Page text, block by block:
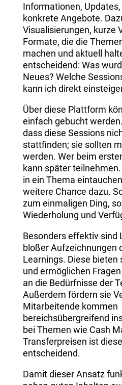
Informationen,
konkrete Angebote.
Visualisierungen, kurze
Formate, die die
machen und aktuell
entscheidend: Was
Neues? Welche
kann ich direkt
Über diese Plattform
einfach gebucht
dass diese Sessions
stattfinden; sie sollten
werden. Wer beim
kann später
in ein Thema
weitere Chance dazu.
zum einmaligen Ding,
Wiederholung und
Besonders effektiv sind
bloßer Aufzeichnungen
Learnings. Diese
und ermöglichen
an die Bedürfnisse der
Außerdem fördern sie
Mitarbeitende kommen
bereichsübergreifend
bei Themen wie Cash
Transferpreisen ist
entscheidend.
Damit dieser Ansatz